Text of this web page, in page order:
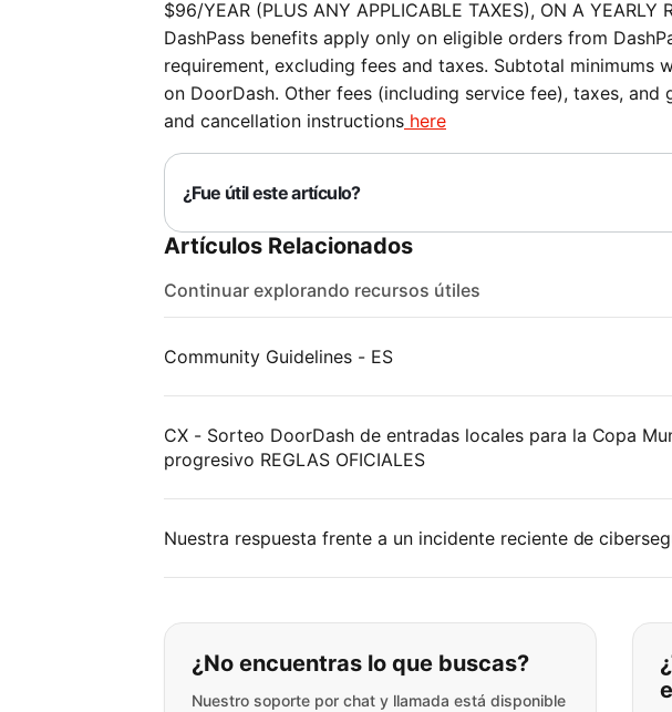
$96/YEAR (PLUS ANY APPLICABLE TAXES), ON A YEARLY
DashPass benefits apply only on eligible orders from
requirement, excluding fees and taxes. Subtotal minimums
on DoorDash. Other fees (including service fee), taxes, and
and cancellation instructions here
¿Fue útil este artículo?
Artículos Relacionados
Continuar explorando recursos útiles
Community Guidelines - ES
CX - Sorteo DoorDash de entradas locales para la Copa
progresivo REGLAS OFICIALES
Nuestra respuesta frente a un incidente reciente de
Si no puede encontrar lo que
¿No encuentras lo que buscas?
Nuestro soporte por chat y llamada está disponible